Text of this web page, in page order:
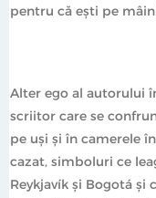
pentru că ești pe
Alter ego al autorului
scriitor care se
pe uși și în camerele
cazat, simboluri ce
Reykjavík și Bogotá și